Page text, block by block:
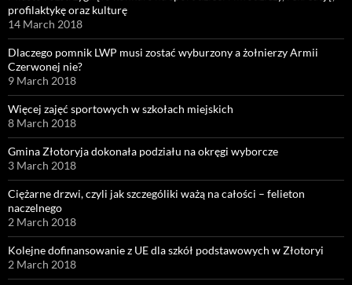
profilaktykę oraz kulturę
14 March 2018
Dlaczego pomnik LWP musi zostać wyburzony a żołnierzy Armii
Czerwonej nie?
9 March 2018
Więcej zajęć sportowych w szkołach miejskich
8 March 2018
Gmina Złotoryja dokonała podziału na okręgi wyborcze
3 March 2018
Ciężarne drzwi, czyli jak szczególiki ważą na całości – felieton
naczelnego
2 March 2018
Kolejne dofinansowanie z UE dla szkół podstawowych w Złotoryi
2 March 2018